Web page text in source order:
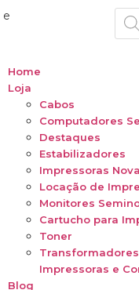
e
Home
Loja
Cabos
Computadores
Destaques
Estabilizadores
Impressoras
Locação de
Monitores
Cartucho para
Toner
Impressoras e
Blog